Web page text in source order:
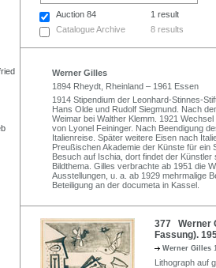
Auction 84
1 result
Catalogue Archive
8 results
Werner Gilles
1894 Rheydt, Rheinland – 1961 Essen
1914 Stipendium der Leonhard-Stinnes-
Hans Olde und Rudolf Siegmund. Nach
Weimar bei Walther Klemm. 1921
von Lyonel Feininger. Nach Beendigung
Italienreise. Später weitere Eisen nach
Preußischen Akademie der Künste für ein
Besuch auf Ischia, dort findet der
Bildthema. Gilles verbrachte ab 1951 die
Ausstellungen, u. a. ab 1929 mehrmalige
Beteiligung an der documeta in Kassel.
377 Werner
Fassung).
Werner Gilles
Lithograph auf